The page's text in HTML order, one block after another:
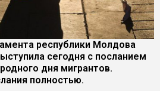
республики Молдова
сегодня с посланием
дня мигрантов.
полностью.